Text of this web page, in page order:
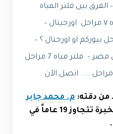
الفرق بين فلتر المياه
الاصلي والتقليد . فلاتر مياه ٧ مراحل اورجينال –
فلتر 7 مراحل بيوركم او اورجنال ؟ –
أفضل أنواع فلاتر المياه في مصر – فلتر مياه 7 مراحل
من دقته: م. محمد جابر
(مؤسس شركة فلتري بخبرة تتجاوز 19 عاماً في